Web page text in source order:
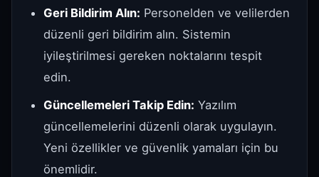
Geri Bildirim Alın: Personelden ve velilerden
düzenli geri bildirim alın. Sistemin
iyileştirilmesi gereken noktalarını tespit
edin.
Güncellemeleri Takip Edin: Yazılım
güncellemelerini düzenli olarak uygulayın.
Yeni özellikler ve güvenlik yamaları için bu
önemlidir.